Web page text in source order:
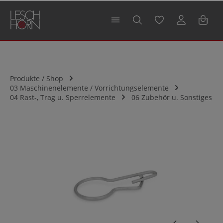
springen
Produkte / Shop
03 Maschinenelemente / Vorrichtungselemente
04 Rast-, Trag u. Sperrelemente
06 Zubehör u. Sonstiges